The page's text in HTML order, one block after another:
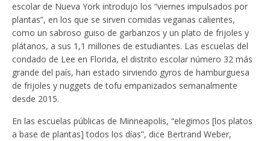
escolar de Nueva York introdujo los “viernes impulsados ​​por
plantas”, en los que se sirven comidas veganas calientes,
como un sabroso guiso de garbanzos y un plato de frijoles y
plátanos, a sus 1,1 millones de estudiantes. Las escuelas del
condado de Lee en Florida, el distrito escolar número 32 más
grande del país, han estado sirviendo gyros de hamburguesa
de frijoles y nuggets de tofu empanizados semanalmente
desde 2015.
En las escuelas públicas de Minneapolis, “elegimos [los platos
a base de plantas] todos los días”, dice Bertrand Weber,